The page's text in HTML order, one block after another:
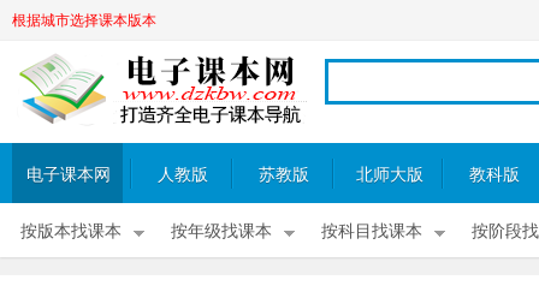
根据城市选择课本版本
电子课本网 人教版 苏教版 北师大版 教科版
按版本找课本 按年级找课本 按科目找课本 按阶段